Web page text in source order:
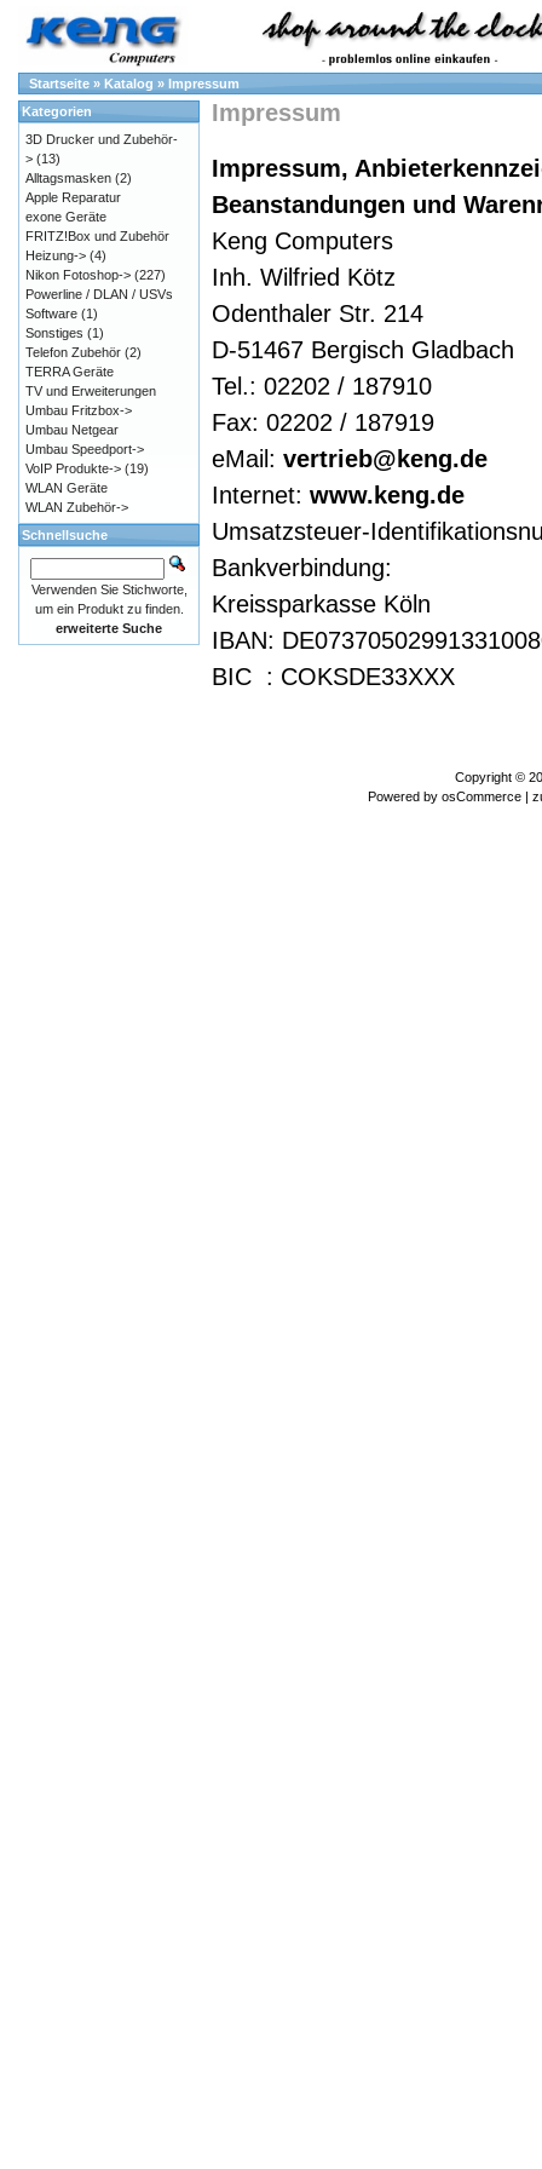
Startseite » Katalog » Impressum
Impressum
Impressum,
Beanstandungen und
Keng Computers
Inh. Wilfried Kötz
Odenthaler Str. 214
D-51467 Bergisch Gladbach
Tel.: 02202 / 187910
Fax: 02202 / 187919
eMail: vertrieb@keng.de
Internet: www.keng.de
Umsatzsteuer-
Bankverbindung:
Kreissparkasse Köln
IBAN:
BIC : COKSDE33XXX
Kategorien
3D Drucker und Zubehör-
> (13)
Alltagsmasken (2)
Apple Reparatur
exone Geräte
FRITZ!Box und Zubehör
Heizung-> (4)
Nikon Fotoshop-> (227)
Powerline / DLAN / USVs
Software (1)
Sonstiges (1)
Telefon Zubehör (2)
TERRA Geräte
TV und Erweiterungen
Umbau Fritzbox->
Umbau Netgear
Umbau Speedport->
VoIP Produkte-> (19)
WLAN Geräte
WLAN Zubehör->
Schnellsuche
Verwenden Sie Stichworte,
um ein Produkt zu finden.
erweiterte Suche
Copyright ©
Powered by osCommerce |